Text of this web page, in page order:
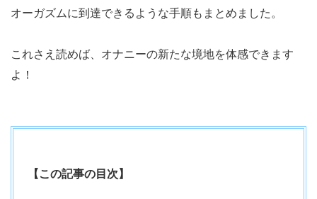
オーガズムに到達できるような手順もまとめました。
これさえ読めば、オナニーの新たな境地を体感できます
よ！
【この記事の目次】